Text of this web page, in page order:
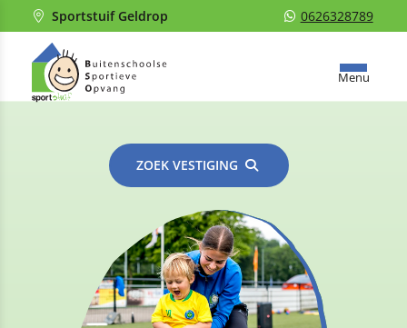
Sportstuif Geldrop 0626328789
Menu
ZOEK VESTIGING